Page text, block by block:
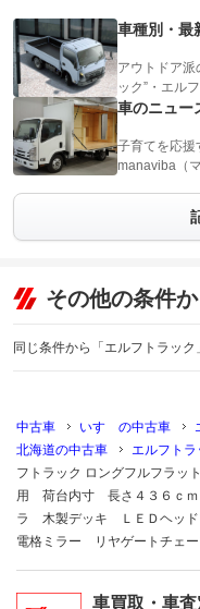
車種別・最
アウトドア派
ック”・エル
車のニュー
子育てを応援
manaviba（
その他の条件
同じ条件から「エルフトラッ
中古車 いすゞの中古車
北海道の中古車
エルフト
フトラック ロングフルフ
用 荷台内寸 長さ４３６ｃ
ラ 木製デッキ ＬＥＤヘッ
電格ミラー リヤゲートチェー
車買取・車